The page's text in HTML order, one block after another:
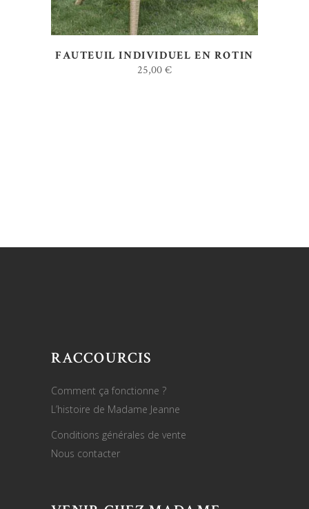
FAUTEUIL INDIVIDUEL EN ROTIN
25,00€
RACCOURCIS
Comment ça fonctionne ?
L’histoire de Madame Jeanne
Conditions générales de vente
Nous contacter